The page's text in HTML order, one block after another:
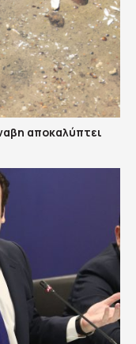
αποκαλύπτει